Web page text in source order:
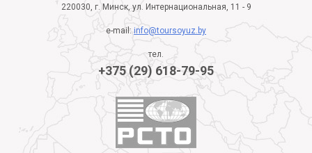
220030, г. Минск, ул. Интернациональная, 11 - 9
e-mail:info@toursoyuz.by
тел.
+375 (29) 618-79-95